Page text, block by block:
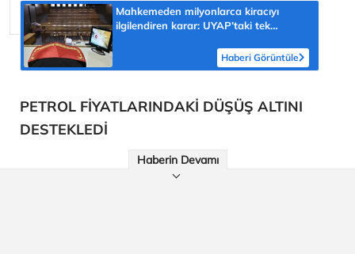
Mahkemeden milyonlarca kiracıyı
ilgilendiren karar: UYAP’taki tek
Haberi Görüntüle
PETROL FİYATLARINDAKİ DÜŞÜŞ ALTINI
DESTEKLEDİ
Haberin Devamı